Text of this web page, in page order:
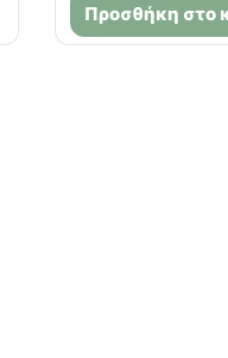
Προσθήκη στο